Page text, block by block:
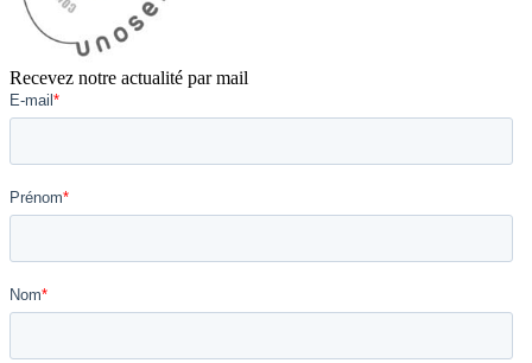
Recevez notre actualité par mail